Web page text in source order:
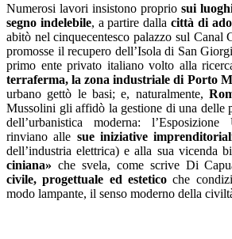
Numerosi lavori insistono proprio sui
segno indelebile, a partire dallacittà di
abitò nel cinquecentesco palazzo sul Canal
promosse il recupero dell’Isola di San
primo ente privato italiano volto alla
terraferma, la zona industriale di Porto
urbano gettò le basi; e, naturalmente,
Mussolini gli affidò la gestione di una delle
dell’urbanistica moderna:
rinviano alle sue iniziative
dell’industria elettrica) e alla sua vicenda
ciniana» che svela, come scrive Di
civile, progettuale ed estetico che
modo lampante, il senso moderno della